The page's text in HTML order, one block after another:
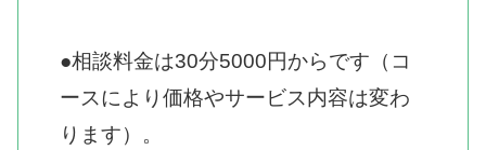
●相談料金は30分5000円からです（コ
ースにより価格やサービス内容は変わ
ります）。